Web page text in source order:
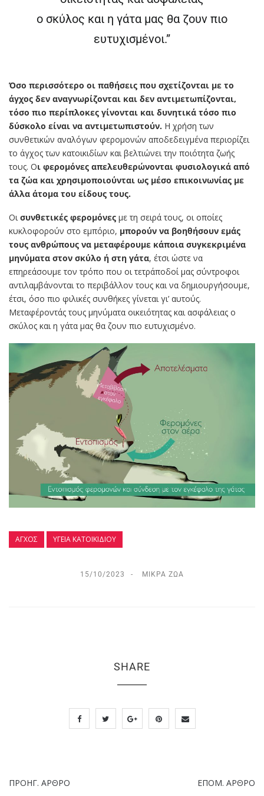
ο σκύλος και η γάτα μας θα ζουν πιο
ευτυχισμένοι.”
Όσο περισσότερο οι παθήσεις που σχετίζονται με το
άγχος δεν αναγνωρίζονται και δεν αντιμετωπίζονται,
τόσο πιο περίπλοκες γίνονται και δυνητικά τόσο πιο
δύσκολο είναι να αντιμετωπιστούν. Η χρήση των
συνθετικών αναλόγων φερομονών αποδεδειγμένα περιορίζει
το άγχος των κατοικιδίων και βελτιώνει την ποιότητα ζωής
τους. Οι φερομόνες απελευθερώνονται φυσιολογικά από
τα ζώα και χρησιμοποιούνται ως μέσο επικοινωνίας με
άλλα άτομα του είδους τους.
Οισυνθετικές φερομόνες με τη σειρά τους, οι οποίες
κυκλοφορούν στο εμπόριο, μπορούν να βοηθήσουν εμάς
τους ανθρώπους να μεταφέρουμε κάποια συγκεκριμένα
μηνύματα στον σκύλο ή στη γάτα, έτσι ώστε να
επηρεάσουμε τον τρόπο που οι τετράποδοί μας σύντροφοι
αντιλαμβάνονται το περιβάλλον τους και να δημιουργήσουμε,
έτσι, όσο πιο φιλικές συνθήκες γίνεται γι’ αυτούς.
Μεταφέροντάς τους μηνύματα οικειότητας και ασφάλειας ο
σκύλος και η γάτα μας θα ζουν πιο ευτυχισμένο.
ΆΓΧΟΣ ΥΓΕΊΑ ΚΑΤΟΙΚΊΔΙΟΥ
15/10/2023 ΜΙΚΡΆ ΖΏΑ
SHARE
ΠΡΟΗΓ. ΆΡΘΡΟ ΕΠΌΜ. ΆΡΘΡΟ